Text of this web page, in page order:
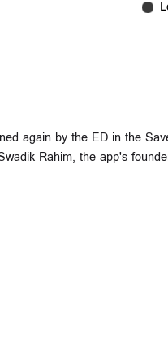
again by the ED in the
Rahim, the app's